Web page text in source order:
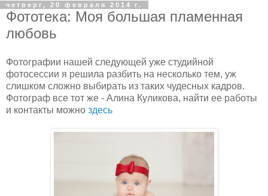
четверг, 20 февраля 2014 г.
Фототека: Моя большая пламенная
любовь
Фотографии нашей следующей уже студийной
фотосессии я решила разбить на несколько тем, уж
слишком сложно выбирать из таких чудесных кадров.
Фотограф все тот же - Алина Куликова, найти ее работы
и контакты можно здесь